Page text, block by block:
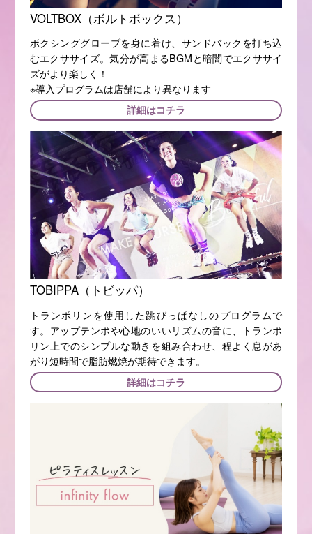
VOLTBOX（ボルトボックス）
ボクシンググローブを身に着け、サンドバックを打ち込
むエクササイズ。気分が高まるBGMと暗闇でエクササイ
ズがより楽しく！
※導入プログラムは店舗により異なります
詳細はコチラ
TOBIPPA（トビッパ）
トランポリンを使用した跳びっぱなしのプログラムで
す。アップテンポや心地のいいリズムの音に、トランポ
リン上でのシンプルな動きを組み合わせ、程よく息があ
がり短時間で脂肪燃焼が期待できます。
詳細はコチラ